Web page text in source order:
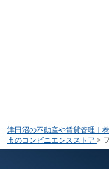
津田沼の不動産や賃貸管理｜
市のコンビニエンスストア >